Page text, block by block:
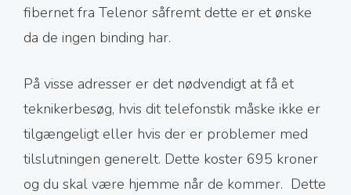
fibernet fra Telenor såfremt dette er et ønske
da de ingen binding har.
På visse adresser er det nødvendigt at få et
teknikerbesøg, hvis dit telefonstik måske ikke er
tilgængeligt eller hvis der er problemer med
tilslutningen generelt. Dette koster 695 kroner
og du skal være hjemme når de kommer. Dette